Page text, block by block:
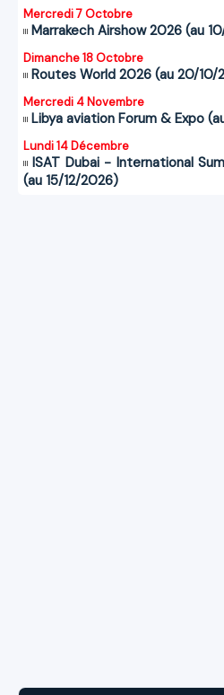
Mercredi 7 Octobre
Marrakech Airshow 2026 (au
Dimanche 18 Octobre
Routes World 2026 (au 20/10/
Mercredi 4 Novembre
Libya aviation Forum & Expo
Lundi 14 Décembre
ISAT Dubai - International
(au 15/12/2026)